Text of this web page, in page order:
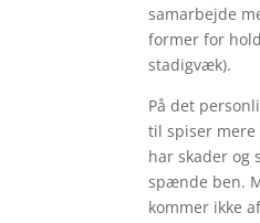
samarbejde
former for
stadigvæk).
På det
til spiser
har skader og
spænde ben.
kommer ikke